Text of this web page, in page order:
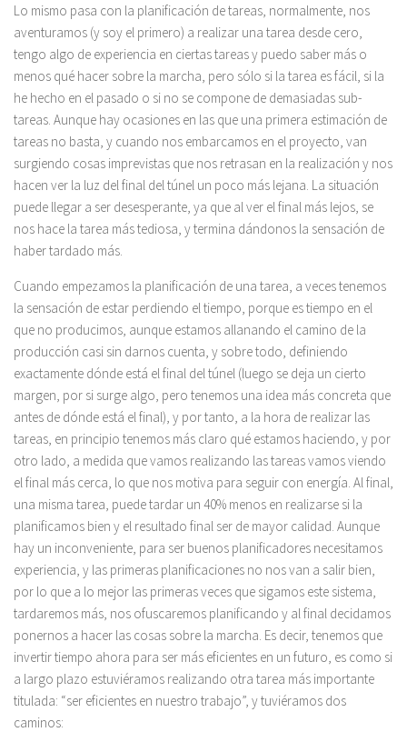
Lo mismo pasa con la planificación de tareas, normalmente, nos
aventuramos (y soy el primero) a realizar una tarea desde cero,
tengo algo de experiencia en ciertas tareas y puedo saber más o
menos qué hacer sobre la marcha, pero sólo si la tarea es fácil, si la
he hecho en el pasado o si no se compone de demasiadas sub-
tareas. Aunque hay ocasiones en las que una primera estimación de
tareas no basta, y cuando nos embarcamos en el proyecto, van
surgiendo cosas imprevistas que nos retrasan en la realización y nos
hacen ver la luz del final del túnel un poco más lejana. La situación
puede llegar a ser desesperante, ya que al ver el final más lejos, se
nos hace la tarea más tediosa, y termina dándonos la sensación de
haber tardado más.
Cuando empezamos la planificación de una tarea, a veces tenemos
la sensación de estar perdiendo el tiempo, porque es tiempo en el
que no producimos, aunque estamos allanando el camino de la
producción casi sin darnos cuenta, y sobre todo, definiendo
exactamente dónde está el final del túnel (luego se deja un cierto
margen, por si surge algo, pero tenemos una idea más concreta que
antes de dónde está el final), y por tanto, a la hora de realizar las
tareas, en principio tenemos más claro qué estamos haciendo, y por
otro lado, a medida que vamos realizando las tareas vamos viendo
el final más cerca, lo que nos motiva para seguir con energía. Al final,
una misma tarea, puede tardar un 40% menos en realizarse si la
planificamos bien y el resultado final ser de mayor calidad. Aunque
hay un inconveniente, para ser buenos planificadores necesitamos
experiencia, y las primeras planificaciones no nos van a salir bien,
por lo que a lo mejor las primeras veces que sigamos este sistema,
tardaremos más, nos ofuscaremos planificando y al final decidamos
ponernos a hacer las cosas sobre la marcha. Es decir, tenemos que
invertir tiempo ahora para ser más eficientes en un futuro, es como si
a largo plazo estuviéramos realizando otra tarea más importante
titulada: “ser eficientes en nuestro trabajo”, y tuviéramos dos
caminos: